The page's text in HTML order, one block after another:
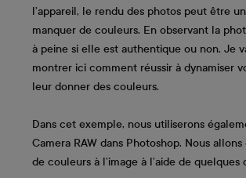
l’appareil, le rendu des photos peut être
manquer de couleurs. En observant la
à peine si elle est authentique ou non. Je
montrer ici comment réussir à dynamiser
leur donner des couleurs.
Dans cet exemple, nous utiliserons
Camera RAW dans Photoshop. Nous
de couleurs à l’image à l’aide de quelques